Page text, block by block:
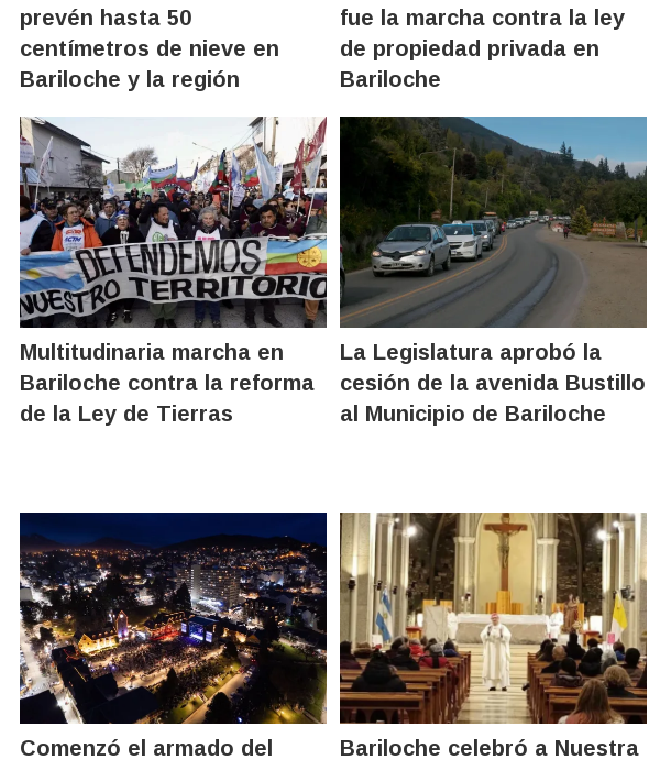
prevén hasta 50
centímetros de nieve en
Bariloche y la región
fue la marcha contra la ley
de propiedad privada en
Bariloche
Multitudinaria marcha en
Bariloche contra la reforma
de la Ley de Tierras
La Legislatura aprobó la
cesión de la avenida Bustillo
al Municipio de Bariloche
Comenzó el armado del Bariloche celebró a Nuestra